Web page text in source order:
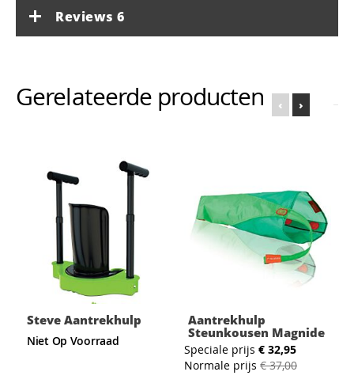
Reviews 6
Gerelateerde producten ‹ ›
Steve Aantrekhulp
Niet Op Voorraad
Aantrekhulp
Steunkousen Magnide
Speciale prijs € 32,95
Normale prijs € 37,00